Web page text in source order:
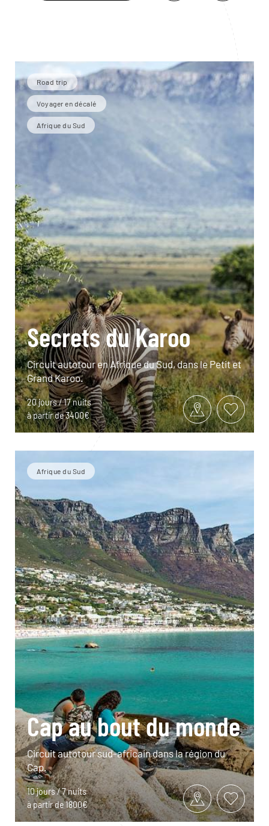
Road trip
Voyager en décalé
Afrique du Sud
Secrets du Karoo
Circuit autotour en Afrique du Sud, dans le Petit et
Grand Karoo.
20 jours / 17 nuits
à partir de 3400€
Afrique du Sud
Cap au bout du monde
Circuit autotour sud-africain dans la région du
Cap.
10 jours / 7 nuits
à partir de 1800€